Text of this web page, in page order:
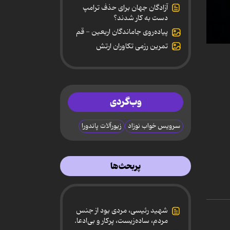
0
آزادگان جهان برای حذف ترامپ
دست به کار شدند؟
پیاده‌روی جاماندگان اربعین - قم
تمرین رزمی تکاوران ارتش
وب‌گردی
سرویس خواب نوزاد زیورآلات پاندورا
پربحث‌ها
شهید رئیسی، مردی بود از جنس
مردم، ساده‌زیست، پرکار و بی‌ادعا.